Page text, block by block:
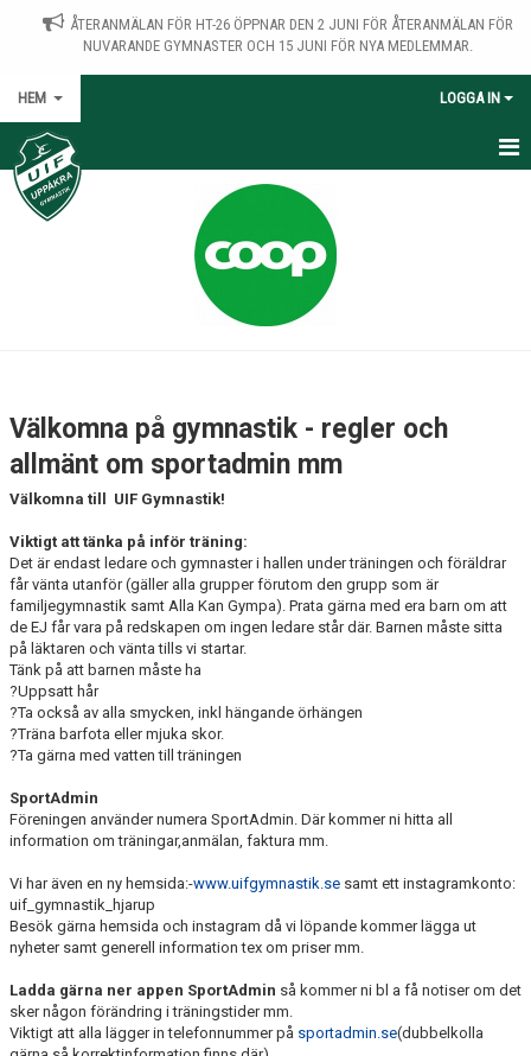
ÅTERANMÄLAN FÖR HT-26 ÖPPNAR DEN 2 JUNI FÖR ÅTERANMÄLAN FÖR
NUVARANDE GYMNASTER OCH 15 JUNI FÖR NYA MEDLEMMAR.
HEM LOGGA IN
HEM
DOKUMENT
KONTAKT
PRISER
LÄGER OCH UPPVISNING
KLUBBKLÄDER
SKADEANMÄLAN
BILDGALLERI
ANMÄLAN
Välkomna på gymnastik - regler och
allmänt om sportadmin mm
Välkomna till UIF Gymnastik!
Viktigt att tänka på inför träning:
Det är endast ledare och gymnaster i hallen under träningen och föräldrar
får vänta utanför (gäller alla grupper förutom den grupp som är
familjegymnastik samt Alla Kan Gympa). Prata gärna med era barn om att
de EJ får vara på redskapen om ingen ledare står där. Barnen måste sitta
på läktaren och vänta tills vi startar.
Tänk på att barnen måste ha
?Uppsatt hår
?Ta också av alla smycken, inkl hängande örhängen
?Träna barfota eller mjuka skor.
?Ta gärna med vatten till träningen
SportAdmin
Föreningen använder numera SportAdmin. Där kommer ni hitta all
information om träningar,anmälan, faktura mm.
Vi har även en ny hemsida:-www.uifgymnastik.se samt ett instagramkonto:
uif_gymnastik_hjarup
Besök gärna hemsida och instagram då vi löpande kommer lägga ut
nyheter samt generell information tex om priser mm.
Ladda gärna ner appen SportAdmin så kommer ni bl a få notiser om det
sker någon förändring i träningstider mm.
Viktigt att alla lägger in telefonnummer på sportadmin.se(dubbelkolla